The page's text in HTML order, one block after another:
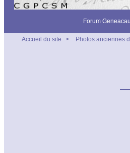
Forum
Accueil du site > Photos anciennes